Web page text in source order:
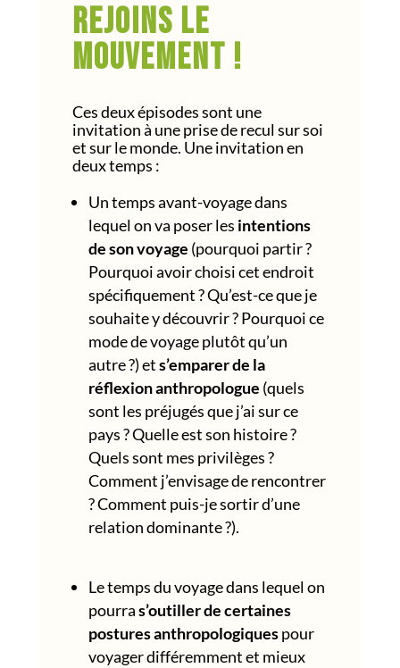
Rejoins le
mouvement !
Ces deux épisodes sont une
invitation à une prise de recul sur soi
et sur le monde. Une invitation en
deux temps :
Un temps avant-voyagedans
lequel on va poser les intentions
de son voyage (pourquoi partir ?
Pourquoi avoir choisi cet endroit
spécifiquement ? Qu’est-ce que je
souhaite y découvrir ? Pourquoi ce
mode de voyage plutôt qu’un
autre ?) ets’emparer de la
réflexion anthropologue (quels
sont les préjugés que j’ai sur ce
pays ? Quelle est son histoire ?
Quels sont mes privilèges ?
Comment j’envisage de rencontrer
? Comment puis-je sortir d’une
relation dominante ?).
Le temps du voyagedans lequel on
pourras’outiller de certaines
postures anthropologiquespour
voyager différemment et mieux